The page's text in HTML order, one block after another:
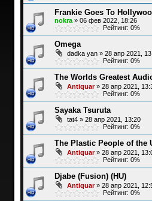
Frankie Goes To
nokra» 06 фев 2022, 18:26
Рейтинг: 0%
Omega
dadka yan» 28 апр 2021,
Рейтинг: 0%
The Worlds Greatest
Antiquar» 28 апр 2021,
Рейтинг: 0%
Sayaka Tsuruta
tat4» 28 апр 2021, 13:20
Рейтинг: 0%
The Plastic People of the
Antiquar» 28 апр 2021,
Рейтинг: 0%
Djabe (Fusion) (HU)
Antiquar» 28 апр 2021,
Рейтинг: 0%